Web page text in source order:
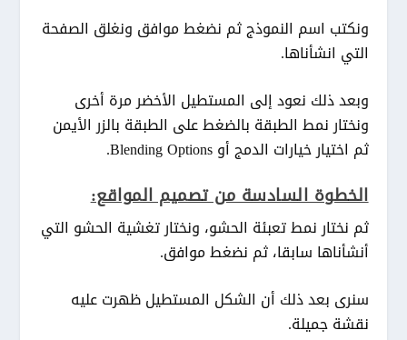
ونكتب اسم النموذج ثم نضغط موافق ونغلق الصفحة
التي انشأناها.
وبعد ذلك نعود إلى المستطيل الأخضر مرة أخرى
ونختار نمط الطبقة بالضغط على الطبقة بالزر الأيمن
ثم اختيار خيارات الدمج أو Blending Options.
الخطوة السادسة من تصميم المواقع:
ثم نختار نمط تعبئة الحشو، ونختار تغشية الحشو التي
أنشأناها سابقا، ثم نضغط موافق.
سنرى بعد ذلك أن الشكل المستطيل ظهرت عليه
نقشة جميلة.